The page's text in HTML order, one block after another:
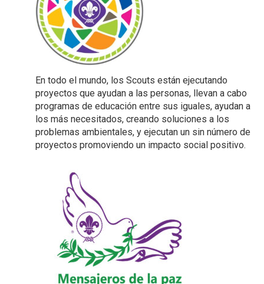
En todo el mundo, los Scouts están ejecutando
proyectos que ayudan a las personas, llevan a cabo
programas de educación entre sus iguales, ayudan a
los más necesitados, creando soluciones a los
problemas ambientales, y ejecutan un sin número de
proyectos promoviendo un impacto social positivo.